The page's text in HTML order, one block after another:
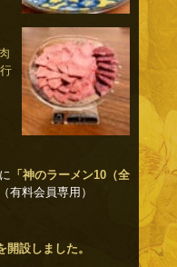
「神のラーメン10（全
有料会員専用）
設しました。